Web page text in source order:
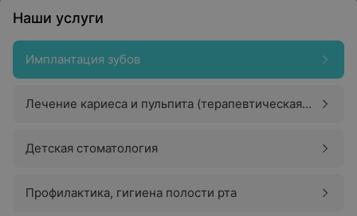
Наши услуги
Имплантация зубов
Лечение кариеса и пульпита (терапевтическая
Детская стоматология
Профилактика, гигиена полости рта